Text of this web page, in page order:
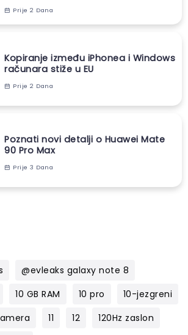
Prije 2 Dana
Kopiranje između iPhonea i Windows
računara stiže u EU
Prije 2 Dana
Poznati novi detalji o Huawei Mate
90 Pro Max
Prije 3 Dana
@evleaks galaxy note 8
10 GB RAM 10 pro
10-jezgreni
11 12
120Hz zaslon